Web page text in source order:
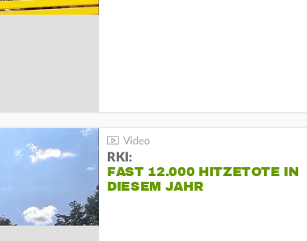
RKI:
FAST 12.000 HITZETOTE IN
DIESEM JAHR